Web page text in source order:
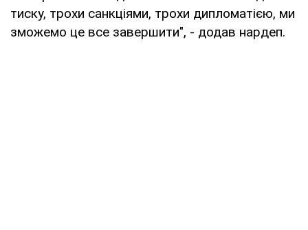
тиску, трохи санкціями, трохи дипломатією, ми
зможемо це все завершити", - додав нардеп.